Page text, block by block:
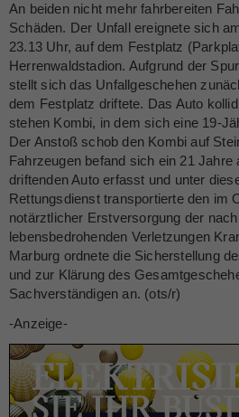
An beiden nicht mehr fahrbereiten
Schäden. Der Unfall ereignete sich
23.13 Uhr, auf dem Festplatz
Herrenwaldstadion. Aufgrund der
stellt sich das Unfallgeschehen
dem Festplatz driftete. Das Auto
stehen Kombi, in dem sich eine 19-
Der Anstoß schob den Kombi auf
Fahrzeugen befand sich ein 21
driftenden Auto erfasst und unter
Rettungsdienst transportierte den im
notärztlicher Erstversorgung der
lebensbedrohenden Verletzungen
Marburg ordnete die Sicherstellung
und zur Klärung des
Sachverständigen an. (ots/r)
-Anzeige-